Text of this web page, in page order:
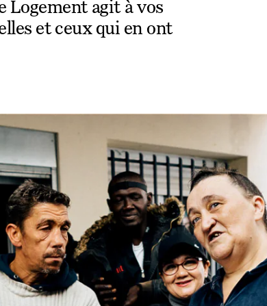
Logement agit à vos
et ceux qui en ont